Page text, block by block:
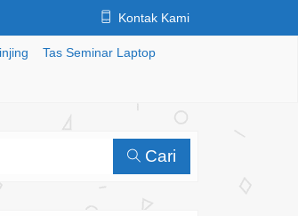
Kontak Kami
Tas Seminar Laptop
Cari